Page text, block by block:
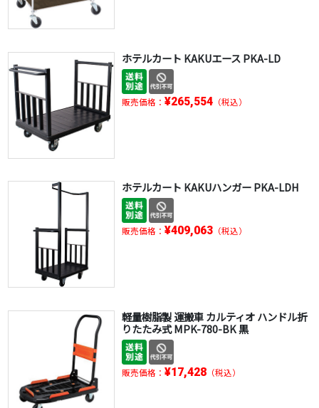
ホテルカート KAKUエース PKA-LD
販売価格： ¥265,554（税込）
ホテルカート KAKUハンガー PKA-LDH
販売価格： ¥409,063（税込）
軽量樹脂製 運搬車 カルティオ ハンドル折
りたたみ式 MPK-780-BK 黒
販売価格： ¥17,428（税込）